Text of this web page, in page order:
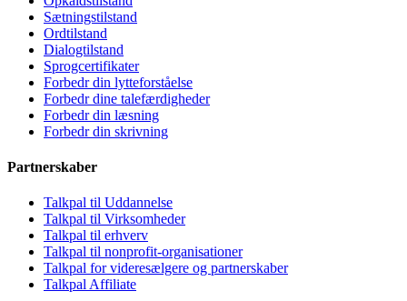
Sætningstilstand
Ordtilstand
Dialogtilstand
Sprogcertifikater
Forbedr din lytteforståelse
Forbedr dine talefærdigheder
Forbedr din læsning
Forbedr din skrivning
Partnerskaber
Talkpal til Uddannelse
Talkpal til Virksomheder
Talkpal til erhverv
Talkpal til nonprofit-organisationer
Talkpal for videresælgere og partnerskaber
Talkpal Affiliate